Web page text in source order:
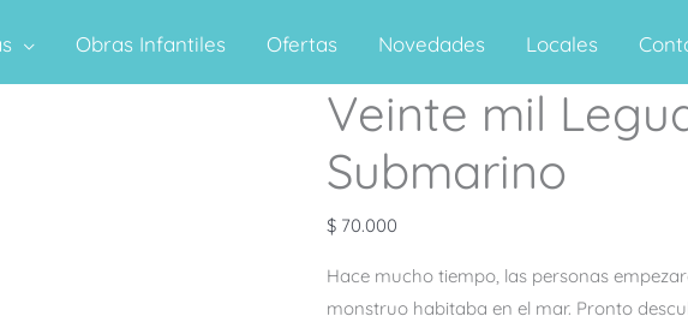
Obras Infantiles Ofertas Novedades Locales
Veinte mil
Submarino
$ 70.000
Hace mucho tiempo, las personas
monstruo habitaba en el mar. Pronto
Veinte
mil
Leguas
de
viaje